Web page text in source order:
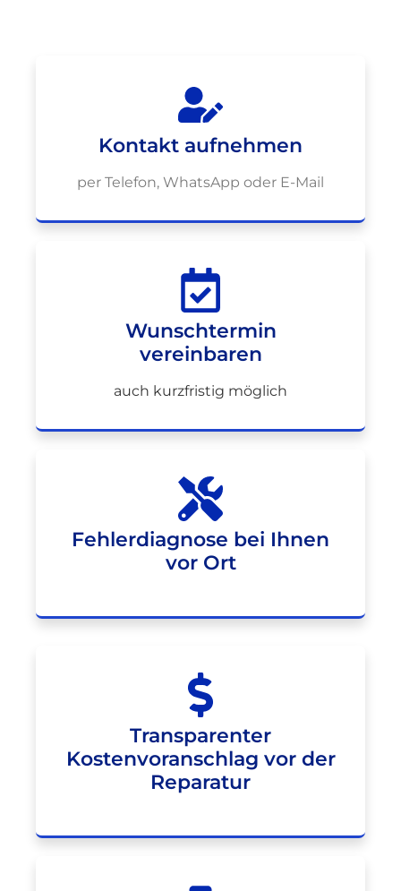
Kontakt aufnehmen
per Telefon, WhatsApp oder E-Mail
Wunschtermin
vereinbaren
auch kurzfristig möglich
Fehlerdiagnose bei Ihnen
vor Ort
Transparenter
Kostenvoranschlag vor der
Reparatur